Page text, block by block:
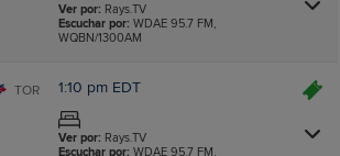
Ver por: Rays.TV
Escuchar por: WDAE 95.7 FM,
WQBN/1300AM
TOR 1:10 pm EDT
Ver por: Rays.TV
Escuchar por: WDAE 95.7 FM,